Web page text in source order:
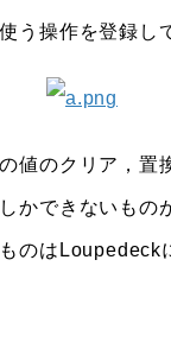
う操作を登録し
値のクリア，置
かできないもの
のはLoupedeck